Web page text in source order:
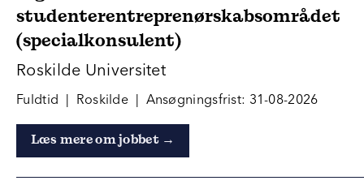
studenterentreprenørskabsområdet
(specialkonsulent)
Roskilde Universitet
Fuldtid | Roskilde | Ansøgningsfrist: 31-08-2026
Læs mere om jobbet →